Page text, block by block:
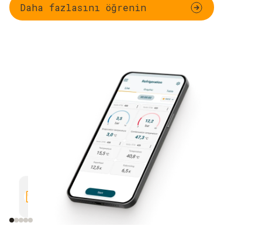
Daha fazlasını öğrenin
Grafiksel ölçüm değeri eğrisini
görüntüleme